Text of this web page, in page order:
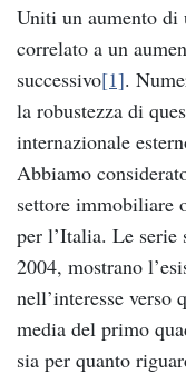
Uniti un aumento di
correlato a un
successivo[1].
la robustezza di
internazionale
Abbiamo
settore immobiliare
per l’Italia. Le
2004, mostrano
nell’interesse verso
media del primo
sia per quanto